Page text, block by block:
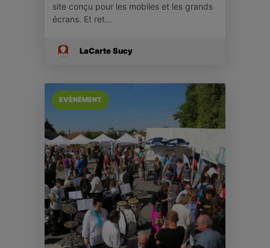
site conçu pour les mobiles et les grands
écrans. Et ret…
LaCarte Sucy
EVÉNÉMENT